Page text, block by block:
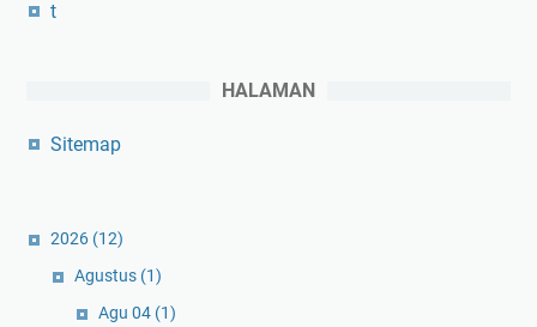
t
HALAMAN
Sitemap
2026 (12)
Agustus (1)
Agu 04 (1)